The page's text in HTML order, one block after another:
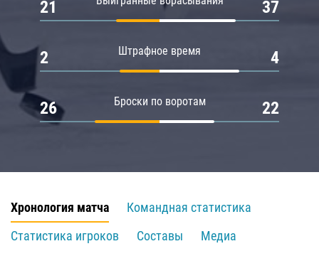
21 37
Штрафное время
2 4
Броски по воротам
26 22
Хронология матча
Командная статистика
Статистика игроков
Составы
Медиа